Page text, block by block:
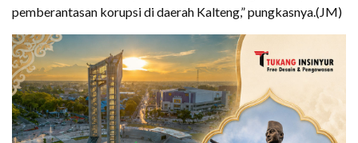
pemberantasan korupsi di daerah Kalteng,” pungkasnya.(JM)